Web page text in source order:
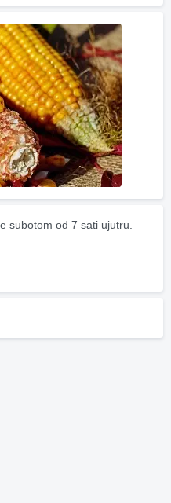
subotom od 7 sati ujutru.